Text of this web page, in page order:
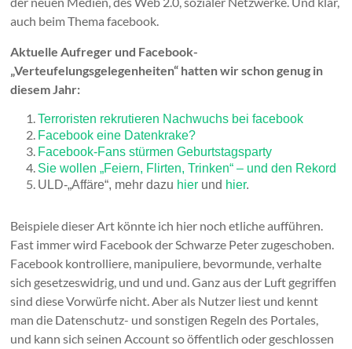
auch beim Thema facebook.
Aktuelle Aufreger und Facebook-
„Verteufelungsgelegenheiten“ hatten wir schon genug in
diesem Jahr:
Terroristen rekrutieren Nachwuchs bei facebook
Facebook eine Datenkrake?
Facebook-Fans stürmen Geburtstagsparty
Sie wollen „Feiern, Flirten, Trinken“ – und den Rekord
ULD-„Affäre“, mehr dazu hier und hier.
Beispiele dieser Art könnte ich hier noch etliche aufführen.
Fast immer wird Facebook der Schwarze Peter zugeschoben.
Facebook kontrolliere, manipuliere, bevormunde, verhalte
sich gesetzeswidrig, und und und. Ganz aus der Luft gegriffen
sind diese Vorwürfe nicht. Aber als Nutzer liest und kennt
man die Datenschutz- und sonstigen Regeln des Portales,
und kann sich seinen Account so öffentlich oder geschlossen